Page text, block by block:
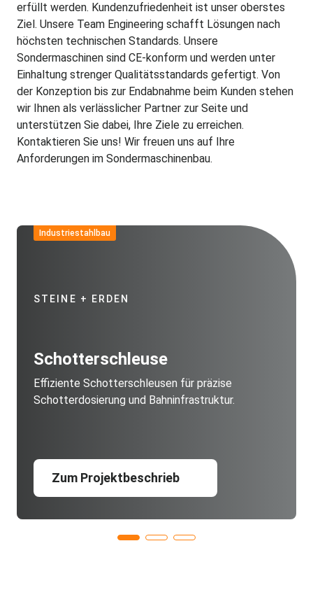
erfüllt werden. Kundenzufriedenheit ist unser oberstes
Ziel. Unsere Team Engineering schafft Lösungen nach
höchsten technischen Standards. Unsere
Sondermaschinen sind CE-konform und werden unter
Einhaltung strenger Qualitätsstandards gefertigt. Von
der Konzeption bis zur Endabnahme beim Kunden stehen
wir Ihnen als verlässlicher Partner zur Seite und
unterstützen Sie dabei, Ihre Ziele zu erreichen.
Kontaktieren Sie uns! Wir freuen uns auf Ihre
Anforderungen im Sondermaschinenbau.
Industriestahlbau
STEINE + ERDEN
Schotterschleuse
Effiziente Schotterschleusen für präzise
Schotterdosierung und Bahninfrastruktur.
Zum Projektbeschrieb